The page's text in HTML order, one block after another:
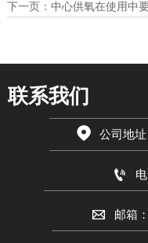
下一页： 中心供氧在使用中
联系我们
 公司地

 邮箱